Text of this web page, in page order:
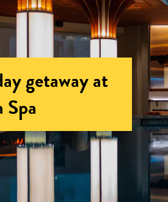
getaway at
Spa